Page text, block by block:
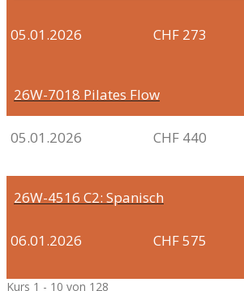
05.01.2026 CHF 273
26W-7018 Pilates Flow
05.01.2026 CHF 440
26W-4516 C2: Spanisch
06.01.2026 CHF 575
Kurs 1 - 10 von 128